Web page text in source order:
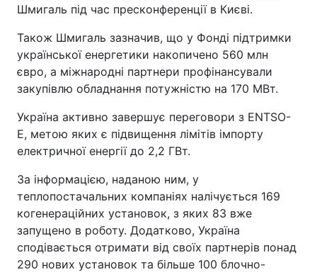
Шмигаль під час пресконференції в Києві.
Також Шмигаль зазначив, що у Фонді підтримки
української енергетики накопичено 560 млн
євро, а міжнародні партнери профінансували
закупівлю обладнання потужністю на 170 МВт.
Україна активно завершує переговори з ENTSO-
E, метою яких є підвищення лімітів імпорту
електричної енергії до 2,2 ГВт.
За інформацією, наданою ним, у
теплопостачальних компаніях налічується 169
когенераційних установок, з яких 83 вже
запущено в роботу. Додатково, Україна
сподівається отримати від своїх партнерів понад
290 нових установок та більше 100 блочно-